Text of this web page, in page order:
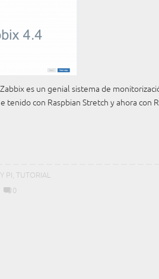
es un genial sistema de
con Raspbian Stretch y ahora con
PI,TUTORIAL
0